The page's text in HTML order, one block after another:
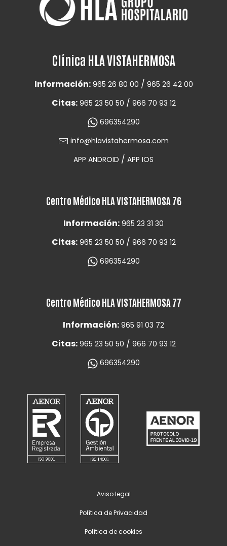
Clínica HLA VISTAHERMOSA
Información: 965 26 80 00 / 965 26 42 00
Citas: 965 23 50 50 / 966 70 93 12
696354290
info@hlavistahermosa.com
APP ANDROID / APP IOS
Centro Médico HLA VISTAHERMOSA 76
Información: 965 23 31 30
Citas: 965 23 50 50 / 966 70 93 12
696354290
Centro Médico HLA VISTAHERMOSA 77
Información: 965 91 03 72
Citas: 965 23 50 50 / 966 70 93 12
696354290
Aviso legal
Política de Privacidad
Política de cookies